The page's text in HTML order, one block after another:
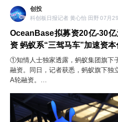
创投
科创板日报记者 黄心怡 田野 07月
OceanBase拟募资20亿-30
资 蚂蚁系“三驾马车”加速资
①知情人士独家透露，蚂蚁集团旗下
融资。同日，记者获悉，蚂蚁旗下独
A轮融资。
三家独立子公司均已开启市场化融资